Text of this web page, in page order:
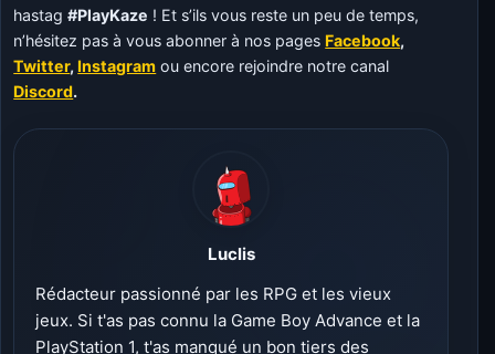
hastag#PlayKaze ! Et s’ils vous reste un peu de temps,
n’hésitez pas à vous abonner à nos pagesFacebook,
Twitter,Instagram ou encore rejoindre notre canal
Discord.
Luclis
Rédacteur passionné par les RPG et les vieux
jeux. Si t'as pas connu la Game Boy Advance et la
PlayStation 1, t'as manqué un bon tiers des